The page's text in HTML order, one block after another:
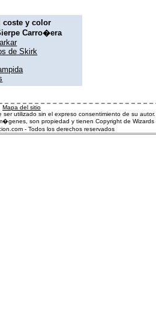
coste y color
Carro�era
de Skirk
Mapa del sitio
utilizado sin el expreso consentimiento de su autor.
son propiedad y tienen Copyright de Wizards
- Todos los derechos reservados